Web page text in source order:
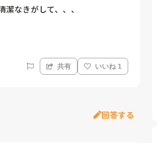
なきがして、、、
共有 いいね 1
回答する